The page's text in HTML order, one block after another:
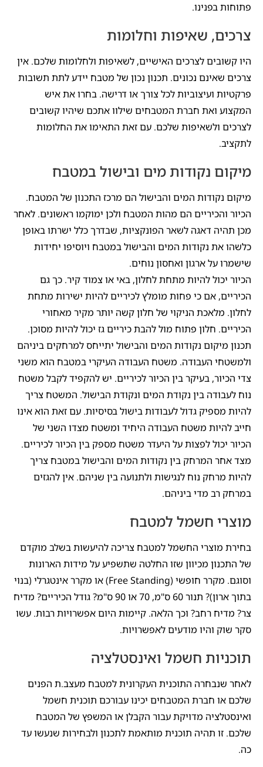
פתוחות בפנינו.
צרכים, שאיפות וחלומות
היו קשובים לצרכים האישיים, לשאיפות ולחלומות שלכם. אין
צרכים שאינם נכונים. תכנון נכון של מטבח יידע לתת תשובות
פרקטיות ועיצוביות לכל צורך או דרישה. בחרו את איש
המקצוע ואת חברת המטבחים שילוו אתכם שיהיו קשובים
לצרכים ולשאיפות שלכם. עם זאת התאימו את החלומות
לתקציב.
מיקום נקודות מים ובישול במטבח
מיקום נקודות המים והבישול הם מרכז התכנון של המטבח.
הכיור והכיריים הם מהות המטבח ולכן ימוקמו ראשונים. לאחר
מכן תהיה דאגה לשאר הפונקציות, שבדרך כלל ישרתו באופן
כלשהו את נקודות המים והבישול במטבח ויוסיפו יחידות
שישמרו על ארגון ואחסון נוחים.
הכיור יכול להיות מתחת לחלון, באי או צמוד קיר. כך גם
הכיריים, אם כי פחות מומלץ לכיריים להיות ישירות מתחת
לחלון. מלאכת הניקוי של חלון קשה יותר מקיר מאחורי
הכיריים. חלון פתוח מול להבת כיריים גז יכול להיות מסוכן.
תכנון מיקום נקודות המים והבישול יתייחס למרחקים ביניהם
ולמשטחי העבודה. משטח העבודה העיקרי במטבח הוא משני
צדי הכיור, בעיקר בין הכיור לכיריים. יש להקפיד לקבל משטח
נוח לעבודה בין נקודת המים ונקודת הבישול. המשטח צריך
להיות מספיק גדול לעבודות בישול בסיסיות. עם זאת הוא אינו
חייב להיות משטח העבודה היחיד ומשטח מצדו השני של
הכיור יכול לפצות על היעדר משטח מספק בין הכיור לכיריים.
מצד אחר המרחק בין נקודות המים והבישול במטבח צריך
להיות מרחק נוח לנגישות ולתנועה בין שניהם. אין להגזים
במרחק רב מדי ביניהם.
מוצרי חשמל למטבח
בחירת מוצרי החשמל למטבח צריכה להיעשות בשלב מוקדם
של התכנון מכיוון שזו החלטה שתשפיע על מידות הארונות
וסוגם. מקרר חופשי (Free Standing) או מקרר אינטגרלי (בנוי
בתוך ארון)? תנור 60 ס"מ, 70 או 90 ס"מ? גודל הכיריים? מדיח
צר? מדיח רחב? וכך הלאה. קיימות היום אפשרויות רבות. עשו
סקר שוק והיו מודעים לאפשרויות.
תוכניות חשמל ואינסטלציה
לאחר שנבחרה התוכנית העקרונית למטבח מעצב.ת הפנים
שלכם או חברת המטבחים יכינו עבורכם תוכנית חשמל
ואינסטלציה מדויקת עבור הקבלן או המשפץ של המטבח
שלכם. זו תהיה תוכנית מותאמת לתכנון ולבחירות שנעשו עד
כה.